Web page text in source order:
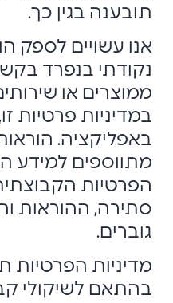
תובענה בגין כך.
אנו עשויים לספק
נקודתי בנפרד
ממוצרים או
במדיניות פרטיות
באפליקציה.
מתווספים למידע
הפרטיות
סתירה, ההוראות
גוברים.
מדיניות
בהתאם לשיקולי